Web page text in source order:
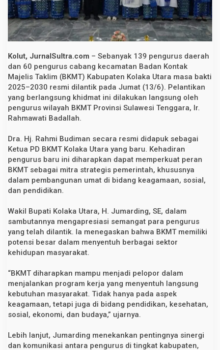
m
i
D
i
l
a
t
i
k
W
u
u
d
n
S
i
n
e
g
t
u
P
e
m
b
n
u
n
a
n
U
a
t
Kolut, JurnalSultra.com – Sebanyak 139 pengurus daerah
dan 60 pengurus cabang kecamatan Badan Kontak
Majelis Taklim (BKMT) Kabupaten Kolaka Utara masa bakti
2025–2030 resmi dilantik pada Jumat (13/6). Pelantikan
yang berlangsung khidmat ini dilakukan langsung oleh
pengurus wilayah BKMT Provinsi Sulawesi Tenggara, Ir.
Rahmawati Badallah.
Dra. Hj. Rahmi Budiman secara resmi didapuk sebagai
Ketua PD BKMT Kolaka Utara yang baru. Kehadiran
pengurus baru ini diharapkan dapat memperkuat peran
BKMT sebagai mitra strategis pemerintah, khususnya
dalam pembangunan umat di bidang keagamaan, sosial,
dan pendidikan.
Wakil Bupati Kolaka Utara, H. Jumarding, SE, dalam
sambutannya mengapresiasi semangat para pengurus
yang telah dilantik. Ia menegaskan bahwa BKMT memiliki
potensi besar dalam menyentuh berbagai sektor
kehidupan masyarakat.
“BKMT diharapkan mampu menjadi pelopor dalam
menjalankan program kerja yang menyentuh langsung
kebutuhan masyarakat. Tidak hanya pada aspek
keagamaan, tetapi juga di bidang pendidikan, kesehatan,
sosial, ekonomi, dan budaya,” ujarnya.
Lebih lanjut, Jumarding menekankan pentingnya sinergi
dan komunikasi antara pengurus di tingkat kabupaten,